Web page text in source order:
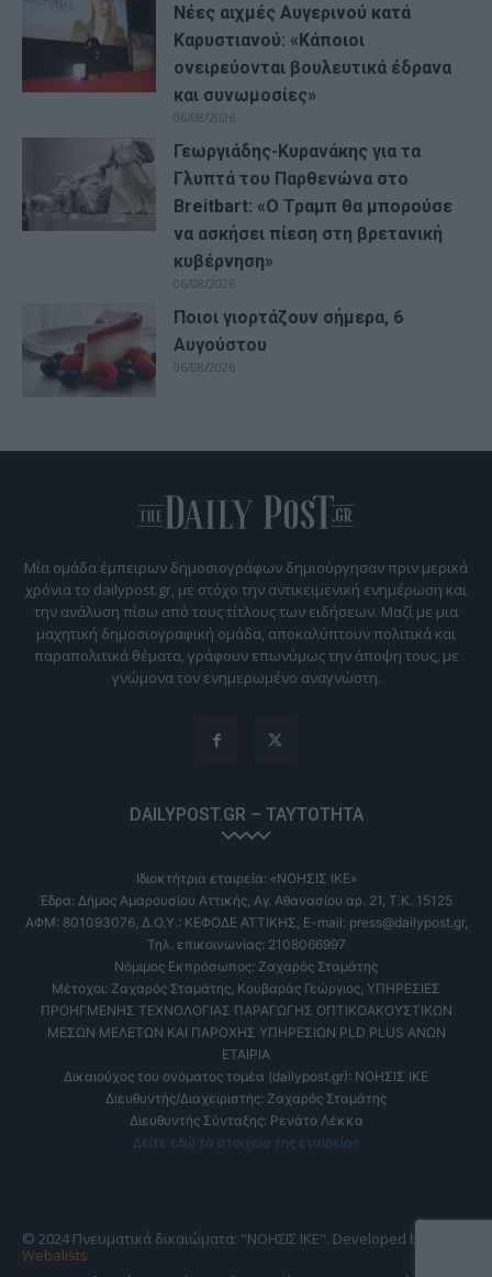
Νέες αιχμές Αυγερινού κατά
Καρυστιανού: «Kάποιοι
ονειρεύονται βουλευτικά έδρανα
και συνωμοσίες»
06/08/2026
Γεωργιάδης-Κυρανάκης για τα
Γλυπτά του Παρθενώνα στο
Breitbart: «Ο Τραμπ θα μπορούσε
να ασκήσει πίεση στη βρετανική
κυβέρνηση»
06/08/2026
Ποιοι γιορτάζουν σήμερα, 6
Αυγούστου
06/08/2026
Μία ομάδα έμπειρων δημοσιογράφων δημιούργησαν πριν μερικά
χρόνια το dailypost.gr, με στόχο την αντικειμενική ενημέρωση και
την ανάλυση πίσω από τους τίτλους των ειδήσεων. Μαζί με μια
μαχητική δημοσιογραφική ομάδα, αποκαλύπτουν πολιτικά και
παραπολιτικά θέματα, γράφουν επωνύμως την άποψη τους, με
γνώμονα τον ενημερωμένο αναγνώστη.
DAILYPOST.GR – ΤΑΥΤΌΤΗΤΑ
Ιδιοκτήτρια εταιρεία: «ΝΟΗΣΙΣ ΙΚΕ»
Έδρα: Δήμος Αμαρουσίου Αττικής, Αγ. Αθανασίου αρ. 21, Τ.Κ. 15125
ΑΦΜ: 801093076, Δ.Ο.Υ.: ΚΕΦΟΔΕ ΑΤΤΙΚΗΣ, E-mail: press@dailypost.gr,
Τηλ. επικοινωνίας: 2108066997
Νόμιμος Εκπρόσωπος: Ζαχαρός Σταμάτης
Μέτοχοι: Ζαχαρός Σταμάτης, Κουβαράς Γεώργιος, ΥΠΗΡΕΣΙΕΣ
ΠΡΟΗΓΜΕΝΗΣ ΤΕΧΝΟΛΟΓΙΑΣ ΠΑΡΑΓΩΓΗΣ ΟΠΤΙΚΟΑΚΟΥΣΤΙΚΩΝ
ΜΕΣΩΝ ΜΕΛΕΤΩΝ ΚΑΙ ΠΑΡΟΧΗΣ ΥΠΗΡΕΣΙΩΝ PLD PLUS ΑΝΩΝ
ΕΤΑΙΡΙΑ
Δικαιούχος του ονόματος τομέα (dailypost.gr): ΝΟΗΣΙΣ ΙΚΕ
Διευθυντής/Διαχειριστής: Ζαχαρός Σταμάτης
Διευθυντής Σύνταξης: Ρενάτο Λέκκα
Δείτε εδώ τα στοιχεία της εταιρείας
© 2024 Πνευματικά δικαιώματα: "ΝΟΗΣΙΣ ΙΚΕ". Developed by
Webalists